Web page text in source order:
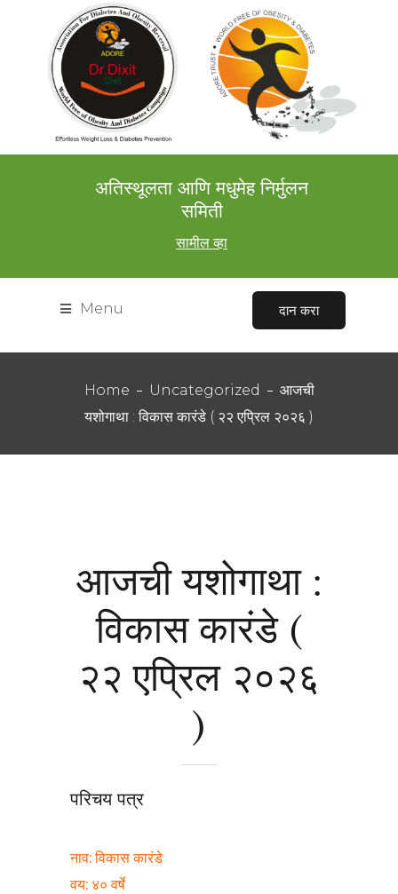
अतिस्थूलता आणि मधुमेह निर्मुलन
समिती
सामील व्हा
Menu दान करा
Home Uncategorized
आजची
यशोगाथा : विकास कारंडे ( २२ एप्रिल २०२६ )
आजची यशोगाथा :
विकास कारंडे (
२२ एप्रिल २०२६
)
परिचय पत्र
नाव: विकास कारंडे
वय: ४० वर्षे